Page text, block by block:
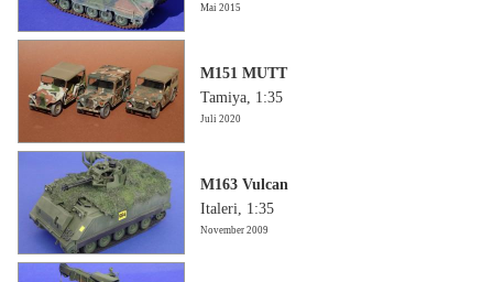
Mai 2015
M151 MUTT
Tamiya, 1:35
Juli 2020
M163 Vulcan
Italeri, 1:35
November 2009